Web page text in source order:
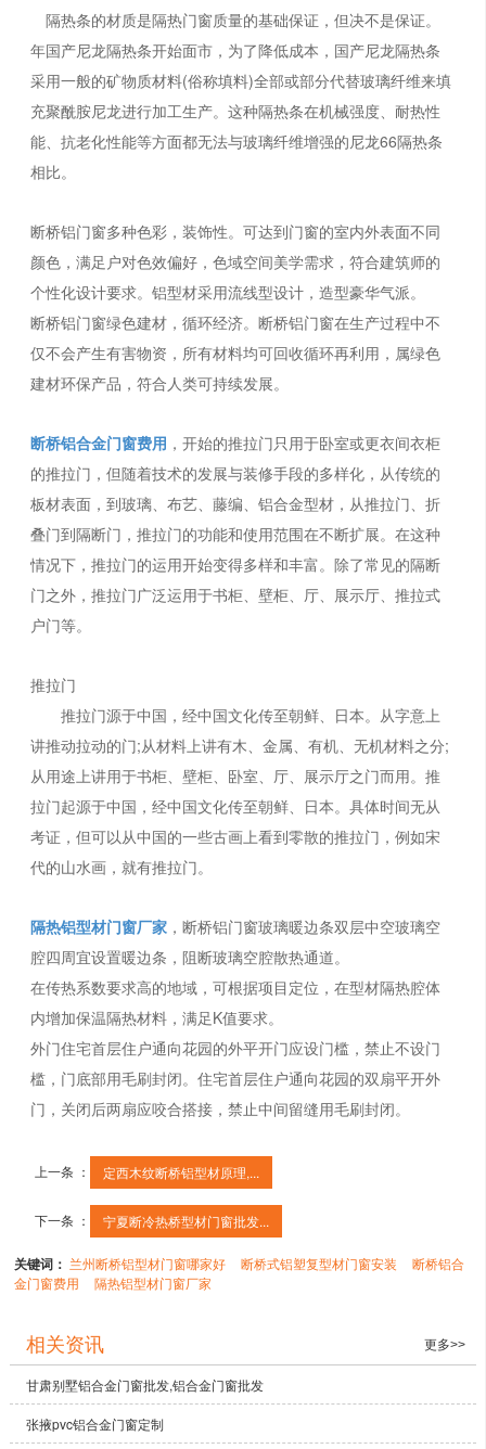
隔热条的材质是隔热门窗质量的基础保证，但决不是保证。
年国产尼龙隔热条开始面市，为了降低成本，国产尼龙隔热条
采用一般的矿物质材料(俗称填料)全部或部分代替玻璃纤维来填
充聚酰胺尼龙进行加工生产。这种隔热条在机械强度、耐热性
能、抗老化性能等方面都无法与玻璃纤维增强的尼龙66隔热条
相比。
断桥铝门窗多种色彩，装饰性。可达到门窗的室内外表面不同
颜色，满足户对色效偏好，色域空间美学需求，符合建筑师的
个性化设计要求。铝型材采用流线型设计，造型豪华气派。
断桥铝门窗绿色建材，循环经济。断桥铝门窗在生产过程中不
仅不会产生有害物资，所有材料均可回收循环再利用，属绿色
建材环保产品，符合人类可持续发展。
断桥铝合金门窗费用 ，开始的推拉门只用于卧室或更衣间衣柜
的推拉门，但随着技术的发展与装修手段的多样化，从传统的
板材表面，到玻璃、布艺、藤编、铝合金型材，从推拉门、折
叠门到隔断门，推拉门的功能和使用范围在不断扩展。在这种
情况下，推拉门的运用开始变得多样和丰富。除了常见的隔断
门之外，推拉门广泛运用于书柜、壁柜、厅、展示厅、推拉式
户门等。
推拉门
推拉门源于中国，经中国文化传至朝鲜、日本。从字意上
讲推动拉动的门;从材料上讲有木、金属、有机、无机材料之分;
从用途上讲用于书柜、壁柜、卧室、厅、展示厅之门而用。推
拉门起源于中国，经中国文化传至朝鲜、日本。具体时间无从
考证，但可以从中国的一些古画上看到零散的推拉门，例如宋
代的山水画，就有推拉门。
隔热铝型材门窗厂家 ，断桥铝门窗玻璃暖边条双层中空玻璃空
腔四周宜设置暖边条，阻断玻璃空腔散热通道。
在传热系数要求高的地域，可根据项目定位，在型材隔热腔体
内增加保温隔热材料，满足K值要求。
外门住宅首层住户通向花园的外平开门应设门槛，禁止不设门
槛，门底部用毛刷封闭。住宅首层住户通向花园的双扇平开外
门，关闭后两扇应咬合搭接，禁止中间留缝用毛刷封闭。
上一条 ： 定西木纹断桥铝型材原理,...
下一条 ： 宁夏断冷热桥型材门窗批发...
关键词： 兰州断桥铝型材门窗哪家好 断桥式铝塑复型材门窗安装
断桥铝合
金门窗费用
隔热铝型材门窗厂家
相关资讯 更多>>
甘肃别墅铝合金门窗批发,铝合金门窗批发
张掖pvc铝合金门窗定制